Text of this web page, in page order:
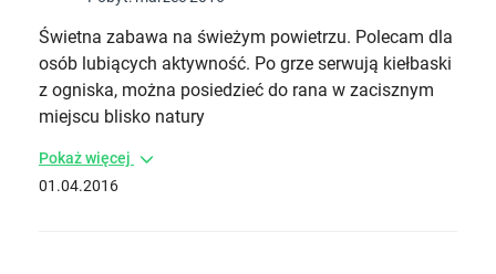
Świetna zabawa na świeżym powietrzu. Polecam dla
osób lubiących aktywność. Po grze serwują kiełbaski
z ogniska, można posiedzieć do rana w zacisznym
miejscu blisko natury
Pokaż więcej
01.04.2016